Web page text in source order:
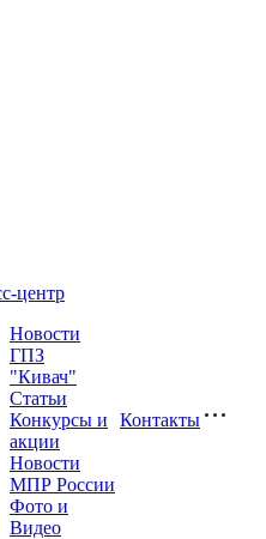
центр
Новости
ГПЗ
"Кивач"
Статьи
Конкурсы и
акции
Новости
МПР России
Фото и
Видео
Контакты